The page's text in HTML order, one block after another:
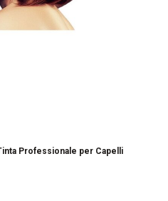
Professionale per Capelli